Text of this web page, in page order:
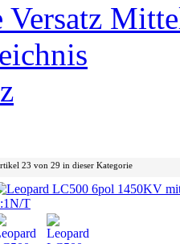
Versatz
23 von 29 in dieser Kategorie